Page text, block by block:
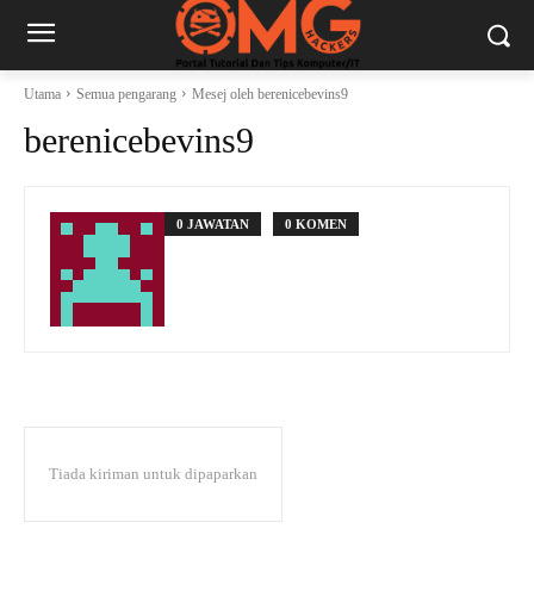
Utama Semua pengarang Mesej oleh berenicebevins9
berenicebevins9
0 JAWATAN 0 KOMEN
Tiada kiriman untuk dipaparkan